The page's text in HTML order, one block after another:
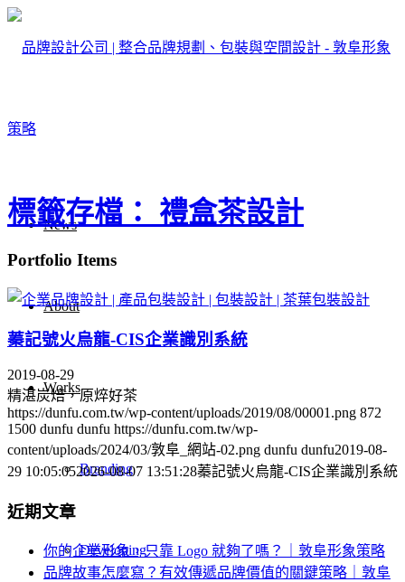
News
About
Works
Branding
Developing
標籤存檔： 禮盒茶設計
Portfolio Items
蓁記號火烏龍-CIS企業識別系統
2019-08-29
精湛炭焙，原焠好茶
https://dunfu.com.tw/wp-content/uploads/2019/08/00001.png 872
1500 dunfu dunfu https://dunfu.com.tw/wp-
content/uploads/2024/03/敦阜_網站-02.png dunfu dunfu2019-08-
29 10:05:052026-08-07 13:51:28蓁記號火烏龍-CIS企業識別系統
近期文章
你的企業形象，只靠 Logo 就夠了嗎？｜敦阜形象策略
品牌故事怎麼寫？有效傳遞品牌價值的關鍵策略｜敦阜